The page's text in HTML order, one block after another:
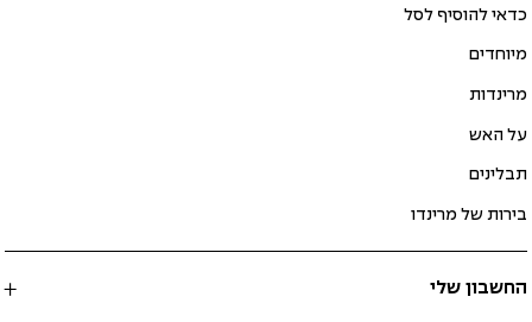
כדאי להוסיף לסל
מיוחדים
מרינדות
על האש
תבלינים
בירות של מרינדו
החשבון שלי